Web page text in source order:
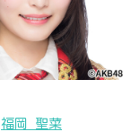
福岡 聖菜